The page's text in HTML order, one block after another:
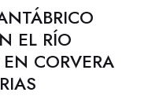
EL RÍO
EN CORVERA